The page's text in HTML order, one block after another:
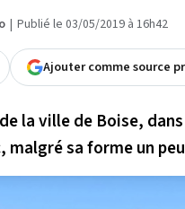
Publié le 03/05/2019 à 16h42
Ajouter comme source
la ville de Boise,
malgré sa forme un